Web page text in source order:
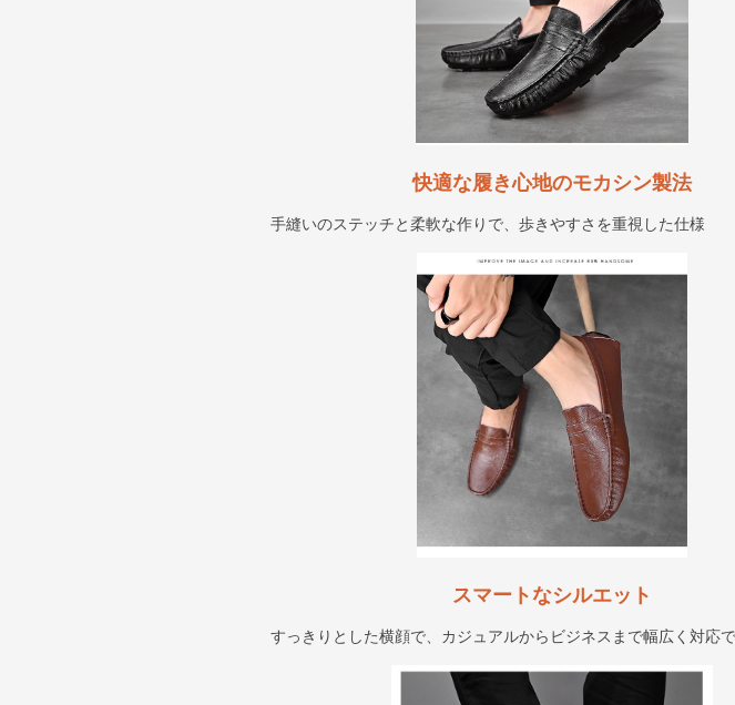
快適な履き心地のモカシン製法
手縫いのステッチと柔軟な作りで、歩きやすさを重視した仕様
スマートなシルエット
すっきりとした横顔で、カジュアルからビジネスまで幅広く対応